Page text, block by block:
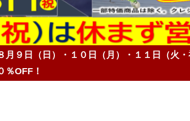
９日（日）・１０日（月）・１１日（火
％OFF！